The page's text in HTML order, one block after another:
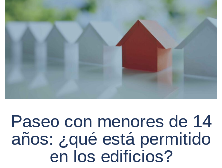
Paseo con menores de 14
años: ¿qué está permitido
en los edificios?